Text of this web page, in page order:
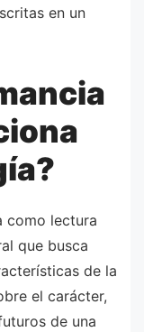
en un
como lectura
que busca
de la
el carácter,
de una